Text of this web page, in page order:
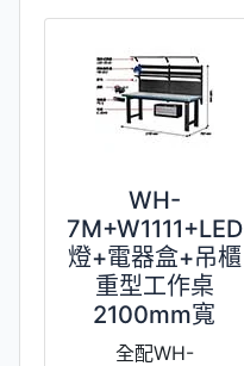
WH-
7M+W1111+LED
燈+電器盒+吊櫃
重型工作桌
2100mm寬
全配WH-